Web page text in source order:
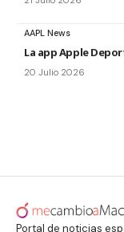
AAPL News
La app Apple
20 Julio 2026
Portal de noticias